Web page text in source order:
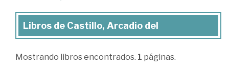
Libros
Castillo,
Libros de Castillo, Arcadio del
Mostrando libros encontrados. 1 páginas.